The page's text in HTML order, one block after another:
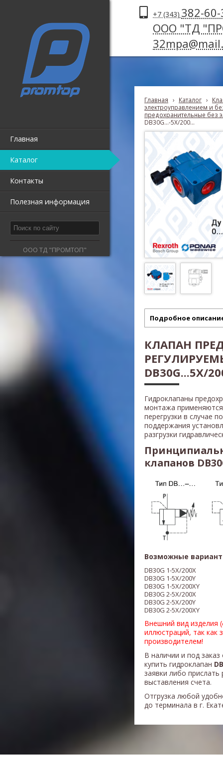
Главная
Каталог
Контакты
Полезная информация
ООО ТД "ПРОМТОП"
+7 (343) 382-
ООО "ТД
Главная › Каталог ›
электроуправлением и
предохранительные без
DB30G...-5X/200...
Подробное
КЛАПАН
DB30G...5X/
Гидроклапаны
монтажа
перегрузки в случае
поддержания
разгрузки
клапанов
Возможные
DB30G 1-5X/200X
DB30G 1-5X/200Y
DB30G 1-5X/200XY
DB30G 2-5X/200X
DB30G 2-5X/200Y
DB30G 2-5X/200XY
Внешний вид изделия
иллюстраций, так как
производителем!
В наличии и под
купить гидроклапан
заявки либо
выставления счета.
Отгрузка любой
до терминала в г.